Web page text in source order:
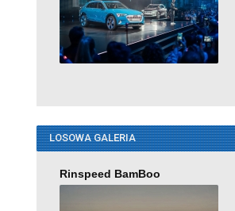
LOSOWA GALERIA
Rinspeed BamBoo